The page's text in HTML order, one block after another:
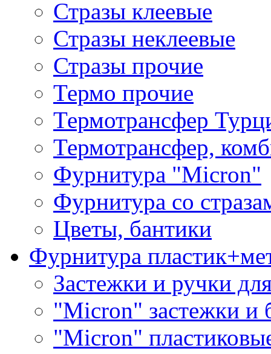
Стразы клеевые
Стразы неклеевые
Стразы прочие
Термо прочие
Термотрансфер
Термотрансфер,
Фурнитура "Micron"
Фурнитура со
Цветы, бантики
Фурнитура
Застежки и ручки
"Micron" застежки и
"Micron"